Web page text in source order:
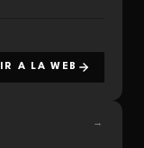
IR A LA WEB
→